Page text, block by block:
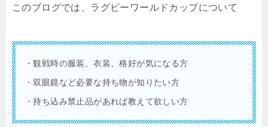
このブログでは、ラグビーワールドカップについて
・観戦時の服装、衣装、格好が気になる方
・双眼鏡など必要な持ち物が知りたい方
・持ち込み禁止品があれば教えて欲しい方